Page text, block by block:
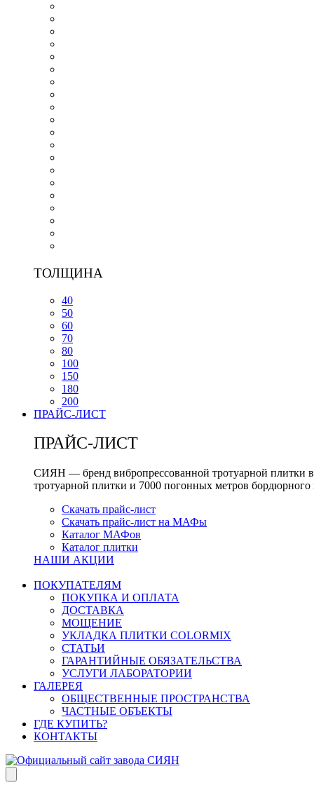
ТОЛЩИНА
40
50
60
70
80
100
150
180
200
ПРАЙС-ЛИСТ
ПРАЙС-ЛИСТ
СИЯН — бренд вибропрессованной тротуарной плитки
тротуарной плитки и 7000 погонных метров бордюрного
Скачать прайс-лист
Скачать прайс-лист на МАФы
Каталог МАФов
Каталог плитки
НАШИ АКЦИИ
ПОКУПАТЕЛЯМ
ПОКУПКА И ОПЛАТА
ДОСТАВКА
МОЩЕНИЕ
УКЛАДКА ПЛИТКИ COLORMIX
СТАТЬИ
ГАРАНТИЙНЫЕ ОБЯЗАТЕЛЬСТВА
УСЛУГИ ЛАБОРАТОРИИ
ГАЛЕРЕЯ
ОБЩЕСТВЕННЫЕ ПРОСТРАНСТВА
ЧАСТНЫЕ ОБЪЕКТЫ
ГДЕ КУПИТЬ?
КОНТАКТЫ